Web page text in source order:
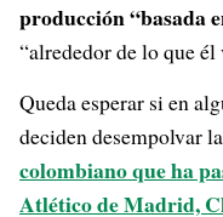
producción “basada
“alrededor de lo que
Queda esperar si en
deciden desempolvar
colombiano que ha
Atlético de Madrid,